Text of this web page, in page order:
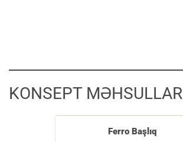
KONSEPT MƏHSULLAR
Ferro Başlıq